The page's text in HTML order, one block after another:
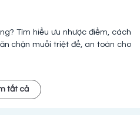
Tìm hiểu ưu nhược điểm, cách
chặn muỗi triệt để, an toàn cho
tất cả